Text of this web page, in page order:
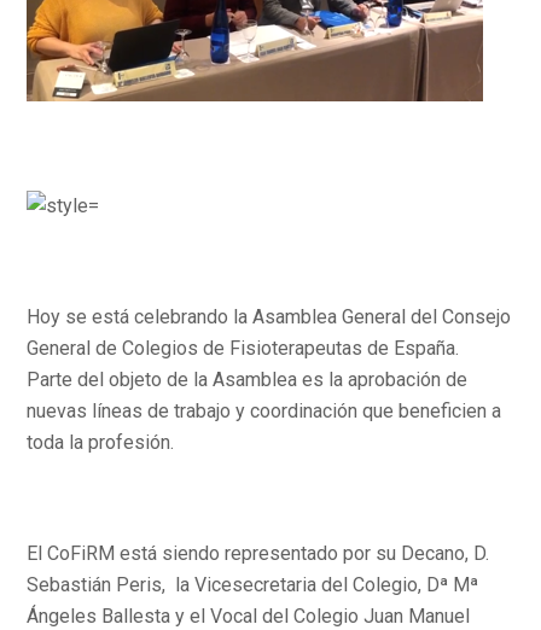
Hoy se está celebrando la Asamblea General del Consejo
General de Colegios de Fisioterapeutas de España.
Parte del objeto de la Asamblea es la aprobación de
nuevas líneas de trabajo y coordinación que beneficien a
toda la profesión.
El CoFiRM está siendo representado por su Decano, D.
Sebastián Peris, la Vicesecretaria del Colegio, Dª Mª
Ángeles Ballesta y el Vocal del Colegio Juan Manuel